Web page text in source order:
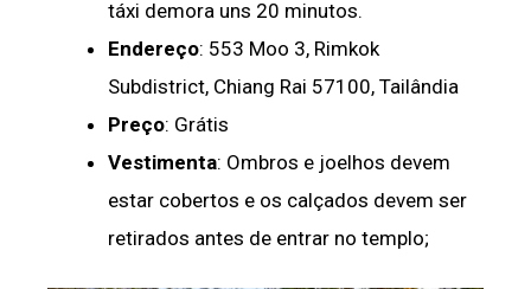
táxi demora uns 20 minutos.
Endereço: 553 Moo 3, Rimkok
Subdistrict, Chiang Rai 57100, Tailândia
Preço: Grátis
Vestimenta: Ombros e joelhos devem
estar cobertos e os calçados devem ser
retirados antes de entrar no templo;